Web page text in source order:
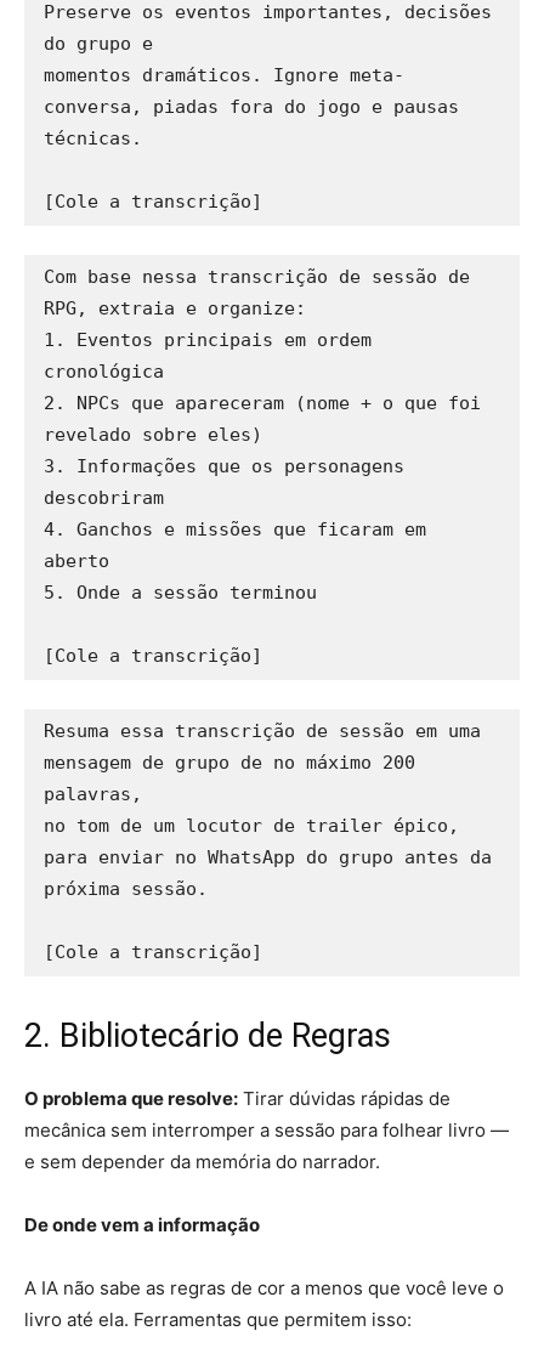
Preserve os eventos importantes, decisões
do grupo e
momentos dramáticos. Ignore meta-
conversa, piadas fora do jogo e pausas
técnicas.
Com base nessa transcrição de sessão de
RPG, extraia e organize:
1. Eventos principais em ordem
cronológica
2. NPCs que apareceram (nome + o que foi
revelado sobre eles)
3. Informações que os personagens
descobriram
4. Ganchos e missões que ficaram em
aberto
5. Onde a sessão terminou
Resuma essa transcrição de sessão em uma
mensagem de grupo de no máximo 200
palavras,
no tom de um locutor de trailer épico,
para enviar no WhatsApp do grupo antes da
próxima sessão.
2. Bibliotecário de Regras
O problema que resolve: Tirar dúvidas rápidas de
mecânica sem interromper a sessão para folhear livro —
e sem depender da memória do narrador.
De onde vem a informação
A IA não sabe as regras de cor a menos que você leve o
livro até ela. Ferramentas que permitem isso: